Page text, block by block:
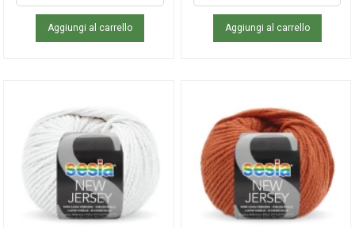
Aggiungi al carrello Aggiungi al carrello